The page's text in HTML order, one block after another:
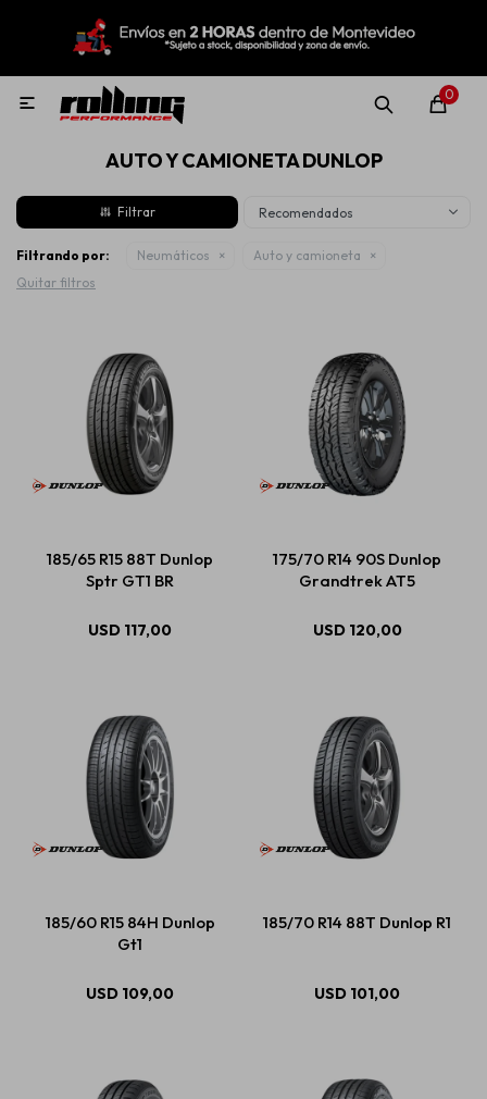
0

AUTO Y CAMIONETA DUNLOP
Recomendados
Filtrando por: Neumáticos
Auto y camioneta
Quitar filtros
185/65 R15 88T Dunlop
Sptr GT1 BR
USD 117,00
175/70 R14 90S Dunlop
Grandtrek AT5
USD 120,00
185/60 R15 84H Dunlop
Gt1
USD 109,00
185/70 R14 88T Dunlop R1
USD 101,00
MI CUENTA
Nuevo! Rolling Repuestos
Llantas
Aditivos
Aerosoles
Estética automotriz
Accesorios
Repuestos